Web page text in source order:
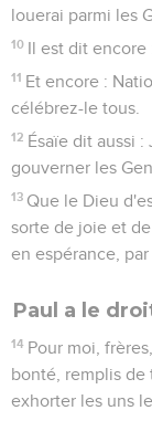
louerai parmi les
10 Il est dit encore
11 Et encore :
célébrez-le tous.
12 Ésaïe dit aussi
gouverner les
13 Que le Dieu
sorte de joie et
en espérance,
Paul a le
14 Pour moi,
bonté, remplis de
exhorter les uns